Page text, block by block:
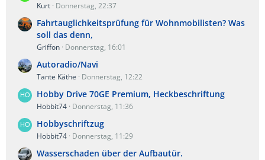
Kurt Donnerstag, 22:37
Fahrtauglichkeitsprüfung für Wohnmobilisten? Was
soll das denn,
Griffon Donnerstag, 16:01
Autoradio/Navi
Tante Käthe Donnerstag, 12:22
Hobby Drive 70GE Premium, Heckbeschriftung
Hobbit74 Donnerstag, 11:36
Hobbyschriftzug
Hobbit74 Donnerstag, 11:29
Wasserschaden über der Aufbautür.